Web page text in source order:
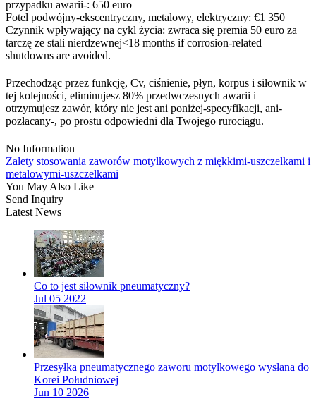
przypadku awarii-: 650 euro
Fotel podwójny-ekscentryczny, metalowy, elektryczny: €1 350
Czynnik wpływający na cykl życia: zwraca się premia 50 euro za
tarczę ze stali nierdzewnej<18 months if corrosion-related
shutdowns are avoided.
Przechodząc przez funkcję, Cv, ciśnienie, płyn, korpus i siłownik w
tej kolejności, eliminujesz 80% przedwczesnych awarii i
otrzymujesz zawór, który nie jest ani poniżej-specyfikacji, ani-
pozłacany-, po prostu odpowiedni dla Twojego rurociągu.
No Information
Zalety stosowania zaworów motylkowych z miękkimi-uszczelkami i
metalowymi-uszczelkami
You May Also Like
Send Inquiry
Latest News
Co to jest siłownik pneumatyczny?
Jul 05 2022
Przesyłka pneumatycznego zaworu motylkowego wysłana do
Korei Południowej
Jun 10 2026